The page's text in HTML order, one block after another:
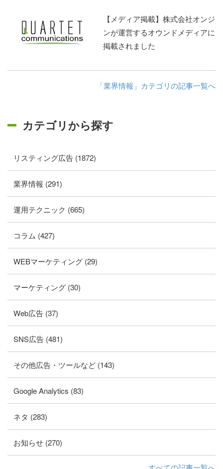
【メディア掲載】株式会社オンジ
ンが運営するオウンドメディアに
掲載されました
「業界情報」カテゴリの記事一覧へ
カテゴリから探す
リスティング広告 (1872)
業界情報 (291)
運用テクニック (665)
コラム (427)
WEBマーケティング (29)
マーケティング (30)
Web広告 (37)
SNS広告 (481)
その他広告・ツールなど (143)
Google Analytics (83)
ネタ (283)
お知らせ (270)